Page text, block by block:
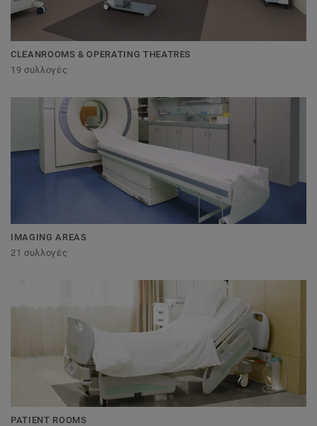
CLEANROOMS & OPERATING THEATRES
19 συλλογές
IMAGING AREAS
21 συλλογές
PATIENT ROOMS